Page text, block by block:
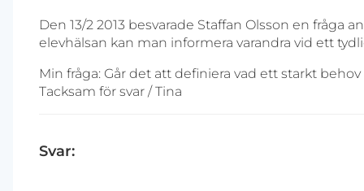
Den 13/2 2013 besvarade Staffan Olsson en
elevhälsan kan man informera varandra vid ett
Min fråga: Går det att definiera vad ett starkt behov
Tacksam för svar / Tina
Svar: